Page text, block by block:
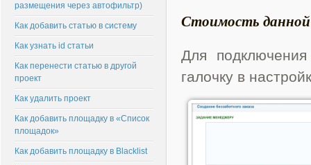
Стоимость данной
Для
галочку в
размещения через автофильтр)
Как добавить статью в систему
Как узнать id статьи
Как перенести статью в другой
проект
Как удалить проект
Как добавить площадку в «Список
площадок»
Как добавить площадку в Blacklist